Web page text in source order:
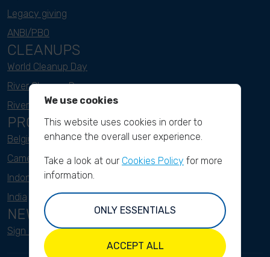
Legacy giving
ANBI/PBO
CLEANUPS
World Cleanup Day
River Cleanup Days
River Cleanup Challenge
PROJECTS
Belgium
Cameroon
Indonesia
India
NEWSLETTER
Sign up here
We use cookies
This website uses cookies in order to
enhance the overall user experience.
Take a look at our Cookies Policy for more
information.
ONLY ESSENTIALS
ACCEPT ALL